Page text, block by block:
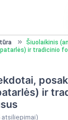
Šiuolaikinis
ir tradicinio
ir
atsiliepimai)